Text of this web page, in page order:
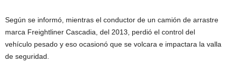
Según se informó, mientras el conductor de un camión de arrastre
marca Freightliner Cascadia, del 2013, perdió el control del
vehículo pesado y eso ocasionó que se volcara e impactara la valla
de seguridad.